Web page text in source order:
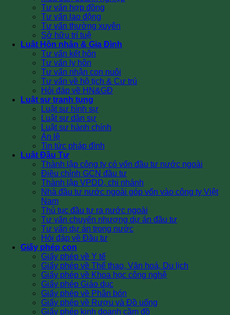
Tư vấn hợp đồng
Tư vấn lao động
Tư vấn thường xuyên
Sở hữu trí tuệ
Luật Hôn nhân & Gia Đình
Tư vấn kết hôn
Tư vấn ly hôn
Tư vấn nhận con nuôi
Tư vấn về hộ tịch & Cư trú
Hỏi đáp về HN&GĐ
Luật sư tranh tụng
Luật sư hình sự
Luật sư dân sự
Luật sư hành chính
Án lệ
Tin tức pháp đình
Luật Đầu Tư
Thành lập công ty có vốn đầu tư nước ngoài
Điều chỉnh GCN đầu tư
Thành lập VPDD, chi nhánh
Nhà đầu tư nước ngoài góp vốn vào công ty Việt
Nam
Thủ tục đầu tư ra nước ngoài
Tư vấn chuyển nhượng dự án đầu tư
Tư vấn dự án trong nước
Hỏi đáp về Đầu tư
Giấy phép con
Giấy phép về Y tế
Giấy phép về Thể thao, Văn hoá, Du lịch
Giấy phép về Khoa học công nghệ
Giấy phép Giáo dục
Giấy phép về Phân bón
Giấy phép về Rượu và Đồ uống
Giấy phép kinh doanh cầm đồ